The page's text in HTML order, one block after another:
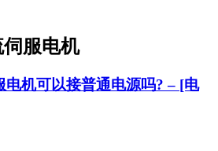
服电机
电机可以接普通电源吗? – [电